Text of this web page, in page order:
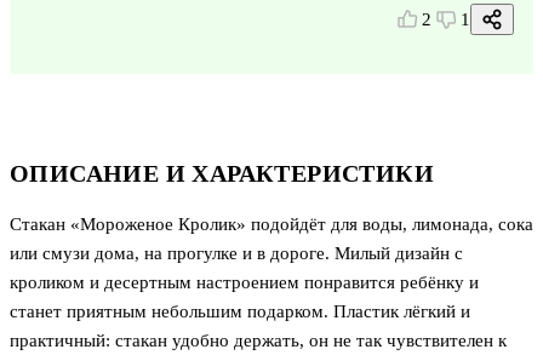
ОПИСАНИЕ И ХАРАКТЕРИСТИКИ
Стакан «Мороженое Кролик» подойдёт для воды, лимонада, сока
или смузи дома, на прогулке и в дороге. Милый дизайн с
кроликом и десертным настроением понравится ребёнку и
станет приятным небольшим подарком. Пластик лёгкий и
практичный: стакан удобно держать, он не так чувствителен к
2 1